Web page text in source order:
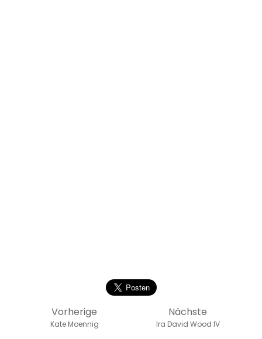
Nächste
Ira David Wood IV
Vorherige
Kate Moennig